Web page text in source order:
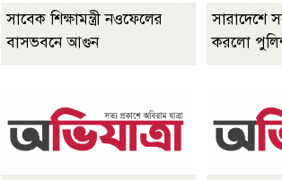
সাবেক শিক্ষামন্ত্রী নওফেলের
বাসভবনে আগুন
সারাদেশে
করলো